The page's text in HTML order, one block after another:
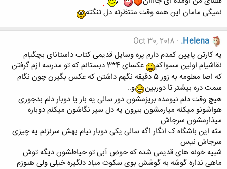
نمیگی مامان این همه وقت منتظرته دل تنگته
.Helena
Oct 30, 2018
یه کارتن پایین کمدم دارم پره وسایل قدیمی کتاب داستانای بچگیام
نقاشیام اولین مسواکم
عکسای 4*3 دبستانم که تو مدرسه ازم گرفتن
که اصا معلومه به زور 5 دقیقه نگهم داشتن که عکس بگیرن چون نگام
سمت دره بیشتر تا دوربین
و..
هیچ وقت دلم نیومده بریزمشون دور سالی یه بار یا دوبار دلم بدجوری
هواشونو میکنه میارمشون بیرون یه دل سیر نگاشون میکنم دوباره
میذارمشون سرجاش
مثه این باشگاه ک انگار اگه سالی یکی دوبار نیام بهش سرنزنم یه چیزی
سرجاش نیس
شبیه خونه های قدیمی شده که حوض آبی تو حیاطشون دیگه توش
ماهی نداره گوشه به گوشش بوی سکوت میاد دلگیره خیلی ولی هنوزم